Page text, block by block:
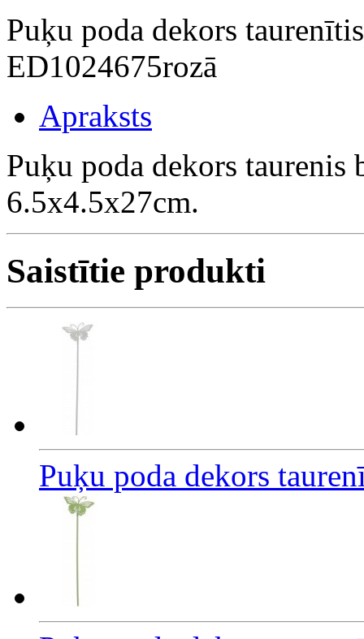
Puķu poda dekors
ED1024675rozā
Apraksts
Puķu poda dekors taurenis
6.5x4.5x27cm.
Saistītie produkti
Puķu poda dekors